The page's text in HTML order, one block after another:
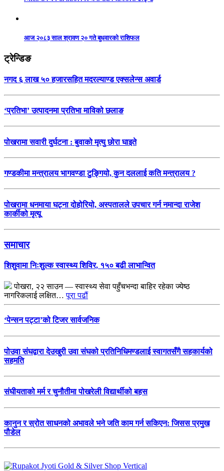
आज २०८३ साल श्रावण २० गते बुधवारको राशिफल
ट्रेन्डिङ
नगद ६ लाख ५० हजारसहित मदरल्याण्ड एक्सलेन्स अवार्ड
‘प्रतिभा’ उत्पादनमा प्रतिभा माविको छलाङ
पोखरामा सवारी दुर्घटना : बुवाको मृत्यु छोरा घाइते
गण्डकीमा मन्त्रालय भागवण्डा टुङ्गियो, कुन दललाई कति मन्त्रालय ?
पोखरामा धनमाया घट्ना दोहोरियो, अस्पतालले उपचार गर्न नमान्दा राजेश
कार्कीको मृत्यू
समाचार
शिशुवामा निःशुल्क स्वास्थ्य शिविर, १५० बढी लाभान्वित
पोखरा, २२ साउन — स्वास्थ्य सेवा पहुँचभन्दा बाहिर रहेका ज्येष्ठ
नागरिकलाई लक्षित…पूरा पढौं
‘पेन्सन पट्टा’को टिजर सार्वजनिक
पोउवा संघद्वारा देउखुरी उवा संघको प्रतिनिधिमण्डलाई स्वागतसँगै सहकार्यको
सहमति
संघीयताको मर्म र चुनौतीमा पोखरेली विद्यार्थीको बहस
कानुन र स्रोत साधनको अभावले भने जति काम गर्न सकिएन: जिसस प्रमुख
पौडेल